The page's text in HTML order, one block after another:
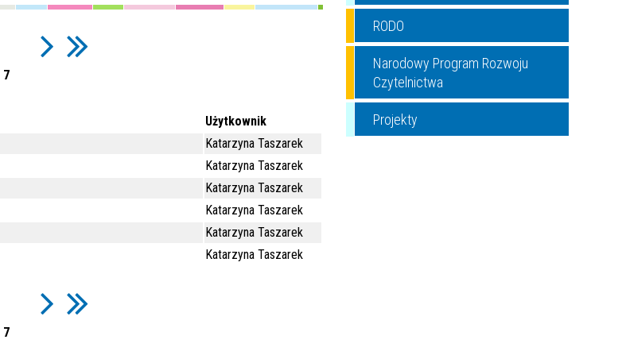
7
Użytkownik
Katarzyna Taszarek
Katarzyna Taszarek
Katarzyna Taszarek
Katarzyna Taszarek
Katarzyna Taszarek
Katarzyna Taszarek
7
RODO
Narodowy Program Rozwoju
Czytelnictwa
Projekty